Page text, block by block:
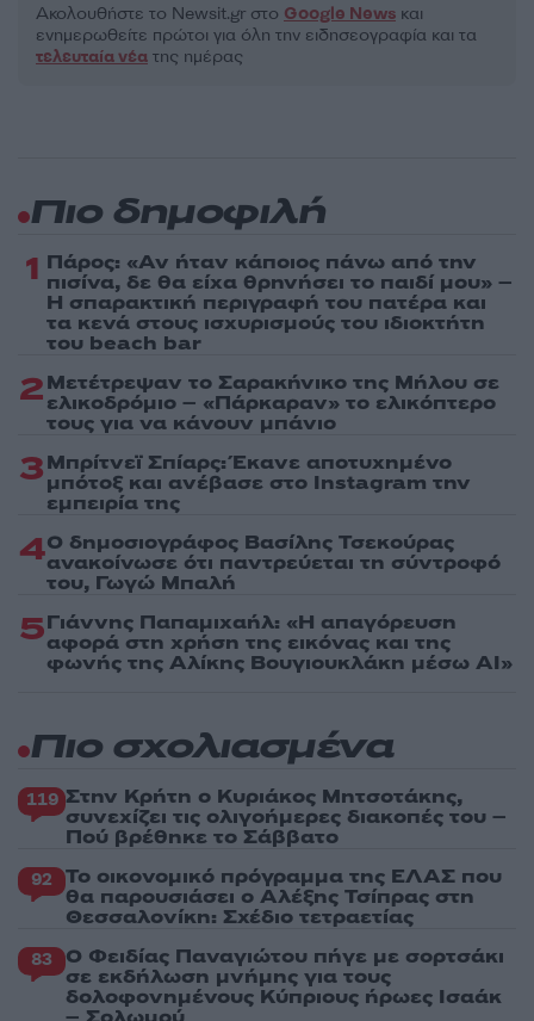
Ακολουθήστε το Νewsit.gr στο Google News και
ενημερωθείτε πρώτοι για όλη την ειδησεογραφία και τα
τελευταία νέα της ημέρας
Πιο δημοφιλή
1 Πάρος: «Αν ήταν κάποιος πάνω από την
πισίνα, δε θα είχα θρηνήσει το παιδί μου» –
Η σπαρακτική περιγραφή του πατέρα και
τα κενά στους ισχυρισμούς του ιδιοκτήτη
του beach bar
2Μετέτρεψαν το Σαρακήνικο της Μήλου σε
ελικοδρόμιο – «Πάρκαραν» το ελικόπτερο
τους για να κάνουν μπάνιο
3Μπρίτνεϊ Σπίαρς: Έκανε αποτυχημένο
μπότοξ και ανέβασε στο Instagram την
εμπειρία της
4Ο δημοσιογράφος Βασίλης Τσεκούρας
ανακοίνωσε ότι παντρεύεται τη σύντροφό
του, Γωγώ Μπαλή
5Γιάννης Παπαμιχαήλ: «Η απαγόρευση
αφορά στη χρήση της εικόνας και της
φωνής της Αλίκης Βουγιουκλάκη μέσω AI»
Πιο σχολιασμένα
119 Στην Κρήτη ο Κυριάκος Μητσοτάκης,
συνεχίζει τις ολιγοήμερες διακοπές του –
Πού βρέθηκε το Σάββατο
92 Το οικονομικό πρόγραμμα της ΕΛΑΣ που
θα παρουσιάσει ο Αλέξης Τσίπρας στη
Θεσσαλονίκη: Σχέδιο τετραετίας
83 Ο Φειδίας Παναγιώτου πήγε με σορτσάκι
σε εκδήλωση μνήμης για τους
δολοφονημένους Κύπριους ήρωες Ισαάκ